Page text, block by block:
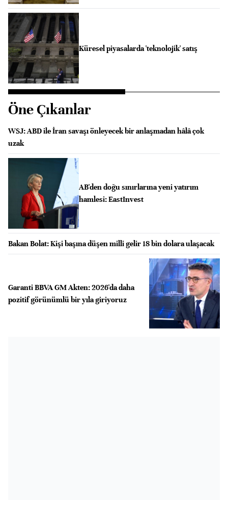
Küresel piyasalarda 'teknolojik' satış
Öne Çıkanlar
WSJ: ABD ile İran savaşı önleyecek bir anlaşmadan hâlâ çok
uzak
AB'den doğu sınırlarına yeni yatırım
hamlesi: EastInvest
Bakan Bolat: Kişi başına düşen milli gelir 18 bin dolara ulaşacak
Garanti BBVA GM Akten: 2026'da daha
pozitif görünümlü bir yıla giriyoruz